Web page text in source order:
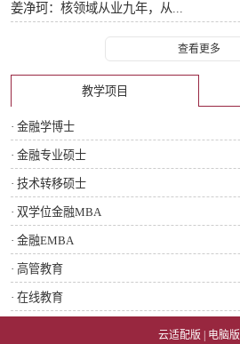
姜净珂：核领域从业九年，从...
查看更多
教学项目
· 金融学博士
· 金融专业硕士
· 技术转移硕士
· 双学位金融MBA
· 金融EMBA
· 高管教育
· 在线教育
云适配版 | 电脑版